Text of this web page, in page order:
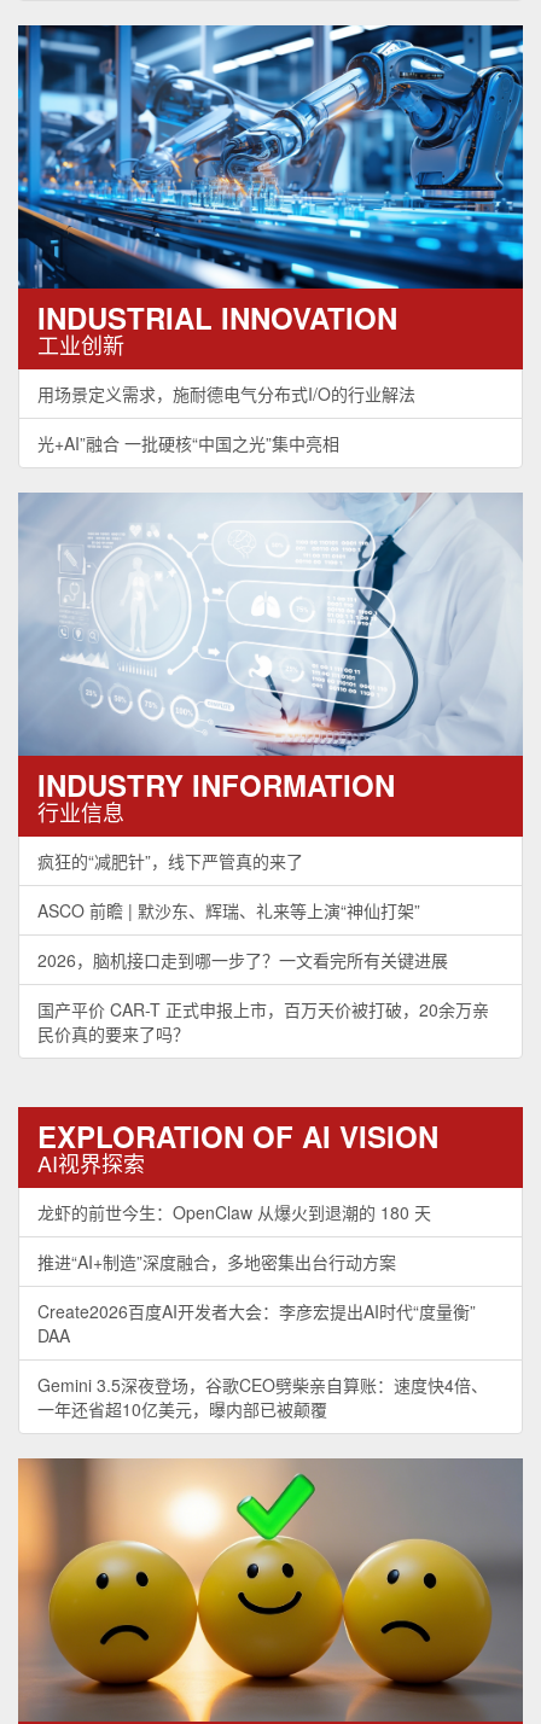
INDUSTRIAL INNOVATION
工业创新
用场景定义需求，施耐德电气分布式I/O的行业解法
光+AI”融合 一批硬核“中国之光”集中亮相
INDUSTRY INFORMATION
行业信息
疯狂的“减肥针”，线下严管真的来了
ASCO 前瞻 | 默沙东、辉瑞、礼来等上演“神仙打架”
2026，脑机接口走到哪一步了？一文看完所有关键进展
国产平价 CAR-T 正式申报上市，百万天价被打破，20余万亲
民价真的要来了吗？
EXPLORATION OF AI VISION
AI视界探索
龙虾的前世今生：OpenClaw 从爆火到退潮的 180 天
推进“AI+制造”深度融合，多地密集出台行动方案
Create2026百度AI开发者大会：李彦宏提出AI时代“度量衡”
DAA
Gemini 3.5深夜登场，谷歌CEO劈柴亲自算账：速度快4倍、
一年还省超10亿美元，曝内部已被颠覆